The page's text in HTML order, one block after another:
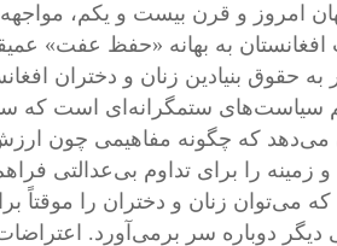
امروز و قرن بیست و یکم، مواجهه
به بهانه «حفظ عفت»
به حقوق بنیادین زنان و دختران
سیاست‌های ستمگرانه‌ای است که
می‌دهد که چگونه مفاهیمی چون
و زمینه را برای تداوم بی‌عدالتی
می‌توان زنان و دختران را موقتاً
دیگر دوباره سر برمی‌آورد.